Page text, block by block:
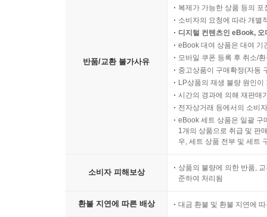
반품/교환 불가사유
복제가 가능한 상품 등의
소비자의 요청에 따라 개별
디지털 컨텐츠인 eBook,
eBook 대여 상품은 대여 기
모바일 쿠폰 등록 후 취소/
중고상품이 구매확정(자동
LP상품의 재생 불량 원인
시간의 경과에 의해 재판매
전자상거래 등에서의 소비
eBook 세트 상품은 일괄 구
1개의 상품으로 취급 및 판
우, 세트 상품 전부 및 세트
소비자 피해보상
상품의 불량에 의한 반품,
준하여 처리됨
환불 지연에 따른 배상 대금 환불 및 환불 지연에